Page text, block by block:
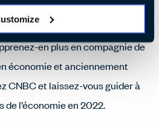
la seule réponse à l’inflation
de la chaîne
en plus en compagnie de
économie et anciennement
CNBC et laissez-vous guider à
l’économie en 2022.